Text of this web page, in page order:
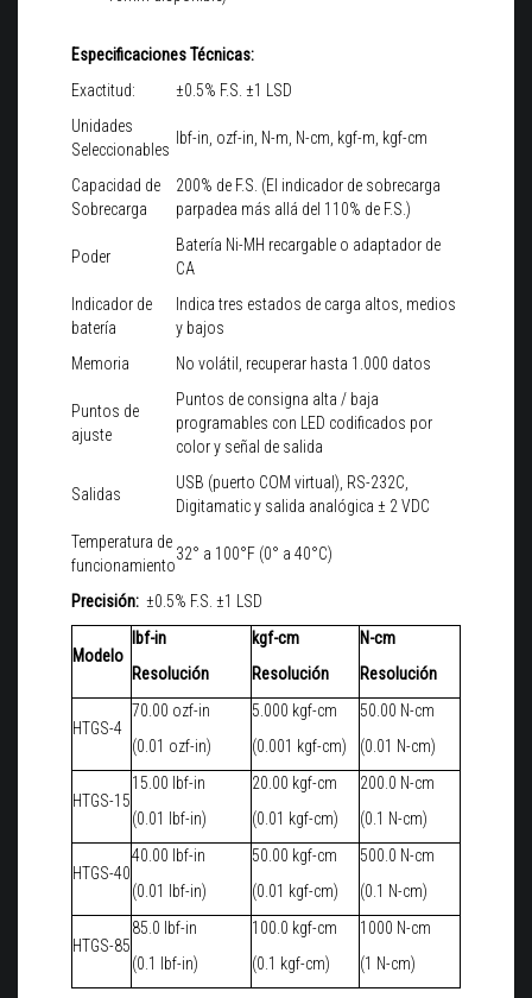
Especificaciones Técnicas:
Exactitud:
±0.5% F.S. ±1 LSD
Unidades
Seleccionables
lbf-in, ozf-in, N-m, N-cm, kgf-m, kgf-cm
Capacidad de
Sobrecarga
200% de F.S. (El indicador de sobrecarga
parpadea más allá del 110% de F.S.)
Poder
Batería Ni-MH recargable o adaptador de
CA
Indicador de
batería
Indica tres estados de carga altos, medios
y bajos
Memoria
No volátil, recuperar hasta 1.000 datos
Puntos de
ajuste
Puntos de consigna alta / baja
programables con LED codificados por
color y señal de salida
Salidas
USB (puerto COM virtual), RS-232C,
Digitamatic y salida analógica ± 2 VDC
Temperatura de
funcionamiento
32° a 100°F (0° a 40°C)
Precisión: ±0.5% F.S. ±1 LSD
Modelo
lbf-in
Resolución
kgf-cm
Resolución
N-cm
Resolución
HTGS-4
70.00 ozf-in
(0.01 ozf-in)
5.000 kgf-cm
(0.001 kgf-cm)
50.00 N-cm
(0.01 N-cm)
HTGS-15
15.00 lbf-in
(0.01 lbf-in)
20.00 kgf-cm
(0.01 kgf-cm)
200.0 N-cm
(0.1 N-cm)
HTGS-40
40.00 lbf-in
(0.01 lbf-in)
50.00 kgf-cm
(0.01 kgf-cm)
500.0 N-cm
(0.1 N-cm)
HTGS-85
85.0 lbf-in
(0.1 lbf-in)
100.0 kgf-cm
(0.1 kgf-cm)
1000 N-cm
(1 N-cm)